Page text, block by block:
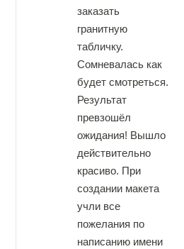
заказать
гранитную
табличку.
Сомневалась как
будет смотреться.
Результат
превзошёл
ожидания! Вышло
действительно
красиво. При
создании макета
учли все
пожелания по
написанию имени